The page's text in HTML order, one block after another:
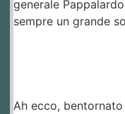
generale
sempre un grande
Ah ecco,